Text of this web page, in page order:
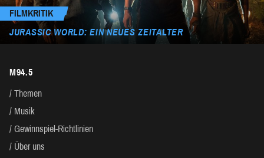
FILMKRITIK
JURASSIC WORLD: EIN NEUES ZEITALTER
M94.5
Themen
Musik
Gewinnspiel-Richtlinien
Über uns